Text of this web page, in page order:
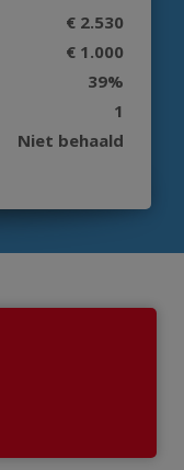
€ 2.530
€ 1.000
39%
1
Niet behaald